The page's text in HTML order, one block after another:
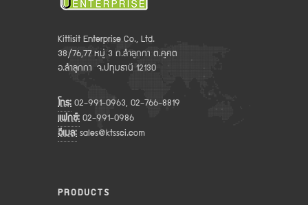
Kittisit Enterprise Co., Ltd.
38/76,77 หมู่ 3 ถ.ลำลูกกา ต.คูคต
อ.ลำลูกกา จ.ปทุมธานี 12130
โทร:02-991-0963, 02-766-8819
แฟกซ์:02-991-0986
อีเมล:sales@ktssci.com
PRODUCTS